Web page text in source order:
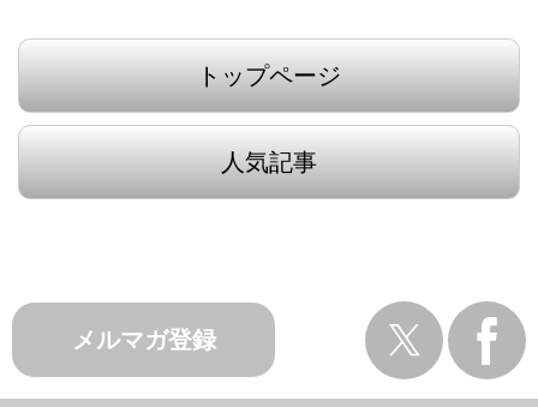
トップページ
人気記事
メルマガ登録